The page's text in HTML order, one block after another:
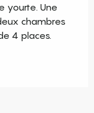
yourte. Une
chambres
4 places.